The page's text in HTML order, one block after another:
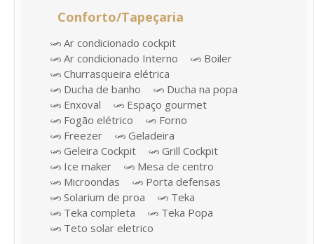
Conforto/Tapeçaria
Ar condicionado cockpit
Ar condicionado Interno
Boiler
Churrasqueira elétrica
Ducha de banho
Ducha na popa
Enxoval
Espaço gourmet
Fogão elétrico
Forno
Freezer
Geladeira
Geleira Cockpit
Grill Cockpit
Ice maker
Mesa de centro
Microondas
Porta defensas
Solarium de proa
Teka
Teka completa
Teka Popa
Teto solar eletrico